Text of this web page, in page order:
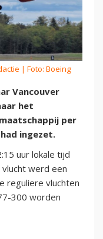
| Foto: Boeing
Vancouver
het
per
ingezet.
uur lokale tijd
werd een
reguliere vluchten
300 worden